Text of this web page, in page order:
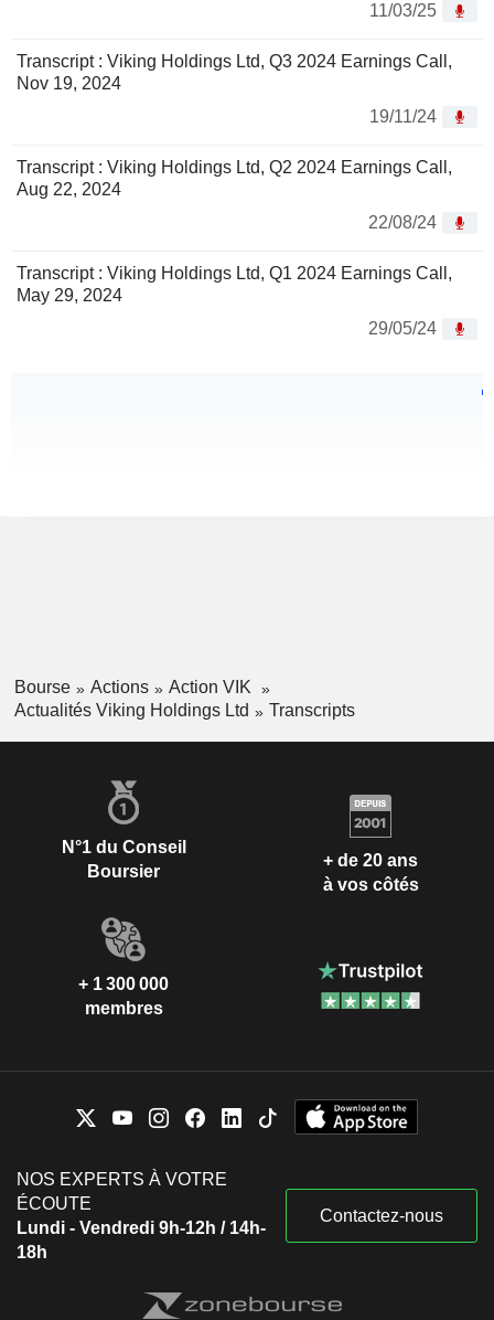
11/03/25
Transcript : Viking Holdings Ltd, Q3 2024 Earnings Call,
Nov 19, 2024
19/11/24
Transcript : Viking Holdings Ltd, Q2 2024 Earnings Call,
Aug 22, 2024
22/08/24
Transcript : Viking Holdings Ltd, Q1 2024 Earnings Call,
May 29, 2024
29/05/24
Bourse Actions
Action VIK
Actualités Viking Holdings Ltd
Transcripts
N°1 du Conseil
Boursier
+ de 20 ans
à vos côtés
+ 1 300 000
membres
NOS EXPERTS À VOTRE
ÉCOUTE
Lundi - Vendredi 9h-12h / 14h-
18h
Contactez-nous